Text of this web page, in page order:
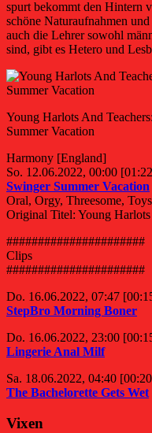
spurt bekommt den Hintern
schöne Naturaufnahmen
auch die Lehrer sowohl
sind, gibt es Hetero und
Young Harlots And Teachers:
Summer Vacation
Harmony [England]
So. 12.06.2022, 00:00
Swinger Summer Vacation
Oral, Orgy, Threesome,
Original Titel: Young
######################
Clips
######################
Do. 16.06.2022, 07:47
StepBro Morning Boner
Do. 16.06.2022, 23:00
Lingerie Anal Milf
Sa. 18.06.2022, 04:40
The Bachelorette Gets Wet
Vixen